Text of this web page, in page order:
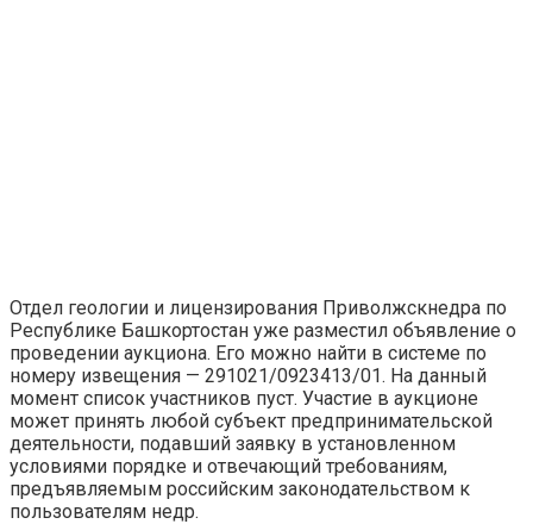
Отдел геологии и лицензирования Приволжскнедра по
Республике Башкортостан уже разместил объявление о
проведении аукциона. Его можно найти в системе по
номеру извещения — 291021/0923413/01. На данный
момент список участников пуст. Участие в аукционе
может принять любой субъект предпринимательской
деятельности, подавший заявку в установленном
условиями порядке и отвечающий требованиям,
предъявляемым российским законодательством к
пользователям недр.